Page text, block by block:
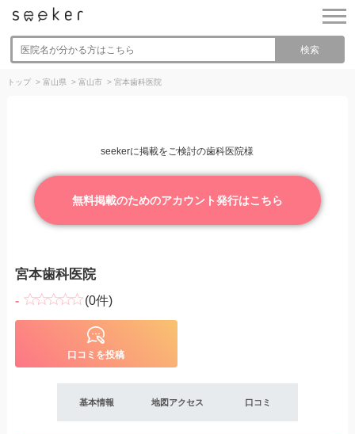
検索
トップ > 富山県 > 富山市 > 宮本歯科医院
seekerに掲載をご検討の歯科医院様
無料掲載のためのアカウント発行はこちら
宮本歯科医院
- (0件)
口コミを投稿
基本情報 地図アクセス 口コミ